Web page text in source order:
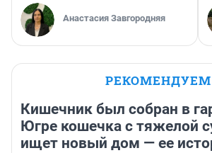
Анастасия Завгородняя
РЕКОМЕНДУЕМ
Кишечник был собран в
Югре кошечка с тяжелой
ищет новый дом — ее